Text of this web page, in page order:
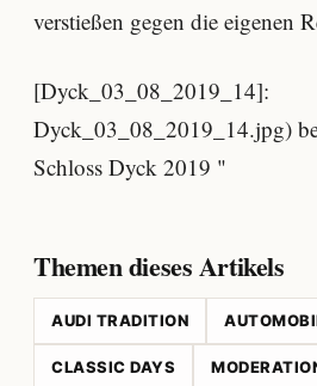
verstießen gegen die eigenen
[Dyck_03_08_2019_14]:
Dyck_03_08_2019_14.jpg)
Schloss Dyck 2019 "
Themen dieses Artikels
AUDI TRADITION
CLASSIC DAYS